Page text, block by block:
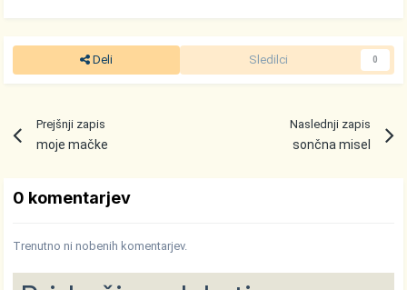
Deli Sledilci 0
Prejšnji zapis
moje mačke
Naslednji zapis
sončna misel
0 komentarjev
Trenutno ni nobenih komentarjev.